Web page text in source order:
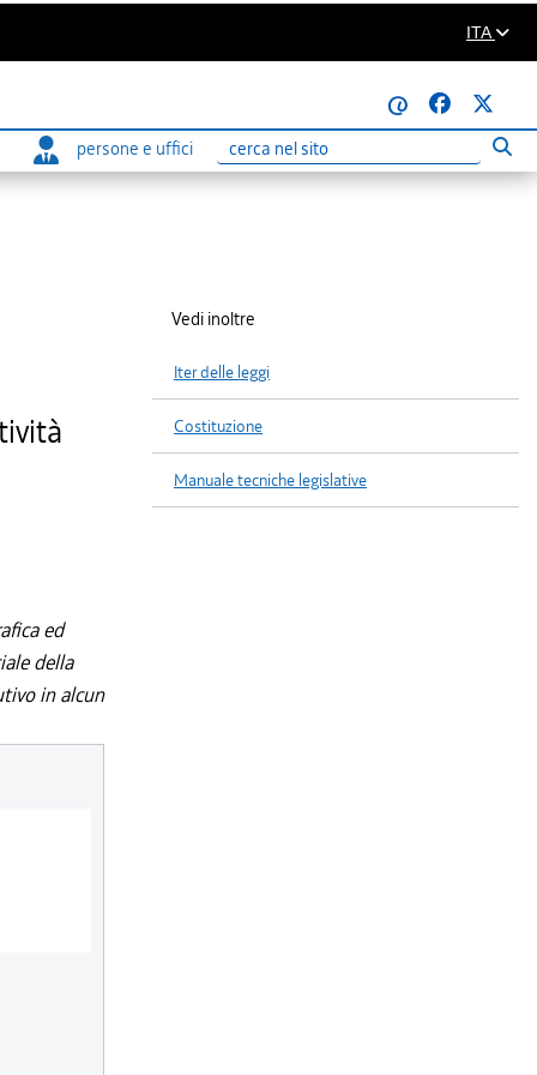
ITA
@
persone e uffici
Ricerca
ed
della
in alcun
Vedi inoltre
Iter delle leggi
Costituzione
Manuale tecniche legislative